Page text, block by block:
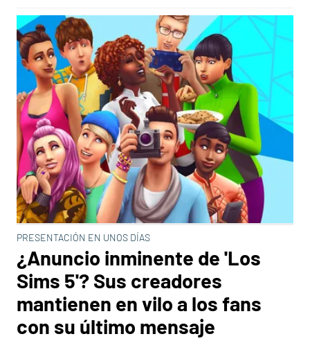
PRESENTACIÓN EN UNOS DÍAS
¿Anuncio inminente de 'Los
Sims 5'? Sus creadores
mantienen en vilo a los fans
con su último mensaje